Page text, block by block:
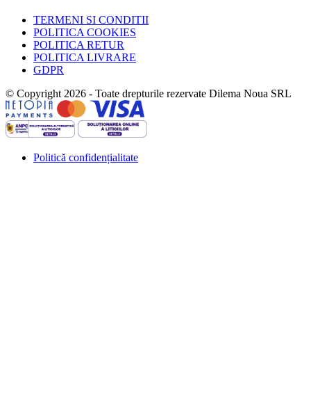
TERMENI SI CONDITII
POLITICA COOKIES
POLITICA RETUR
POLITICA LIVRARE
GDPR
© Copyright 2026 - Toate drepturile rezervate Dilema Noua SRL
Politică confidențialitate